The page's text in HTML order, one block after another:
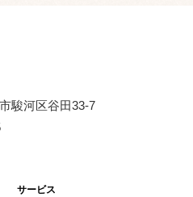
駿河区谷田33-7
サービス